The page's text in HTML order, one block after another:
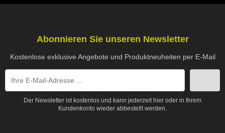
Abonnieren Sie unseren Newsletter
Kostenlose exklusive Angebote und Produktneuheiten per E-Mail
Der Newsletter ist kostenlos und kann jederzeit hier oder in Ihrem
Kundenkonto wieder abbestellt werden.